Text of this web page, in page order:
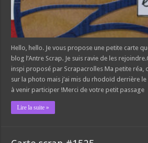
Hello, hello. Je vous propose une petite carte
blog l’Antre Scrap. Je suis ravie de les
inspi proposé par Scrapacrolles Ma petite réa,
sur la photo mais j’ai mis du rhodoïd derrière
à venir participer !Merci de votre petit passage
Lire la suite »